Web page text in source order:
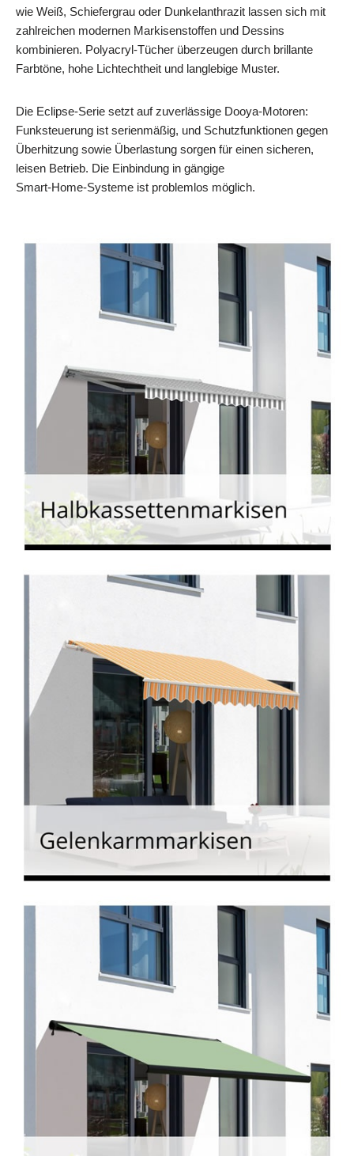
wie Weiß, Schiefergrau oder Dunkelanthrazit lassen sich mit
zahlreichen modernen Markisenstoffen und Dessins
kombinieren. Polyacryl-Tücher überzeugen durch brillante
Farbtöne, hohe Lichtechtheit und langlebige Muster.
Die Eclipse‑Serie setzt auf zuverlässige Dooya‑Motoren:
Funksteuerung ist serienmäßig, und Schutzfunktionen gegen
Überhitzung sowie Überlastung sorgen für einen sicheren,
leisen Betrieb. Die Einbindung in gängige
Smart‑Home‑Systeme ist problemlos möglich.